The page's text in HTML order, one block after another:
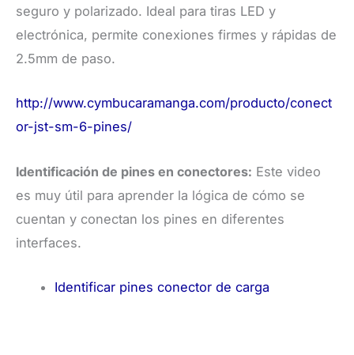
seguro y polarizado. Ideal para tiras LED y
electrónica, permite conexiones firmes y rápidas de
2.5mm de paso.
http://www.cymbucaramanga.com/producto/conect
or-jst-sm-6-pines/
Identificación de pines en conectores: Este video
es muy útil para aprender la lógica de cómo se
cuentan y conectan los pines en diferentes
interfaces.
Identificar pines conector de carga